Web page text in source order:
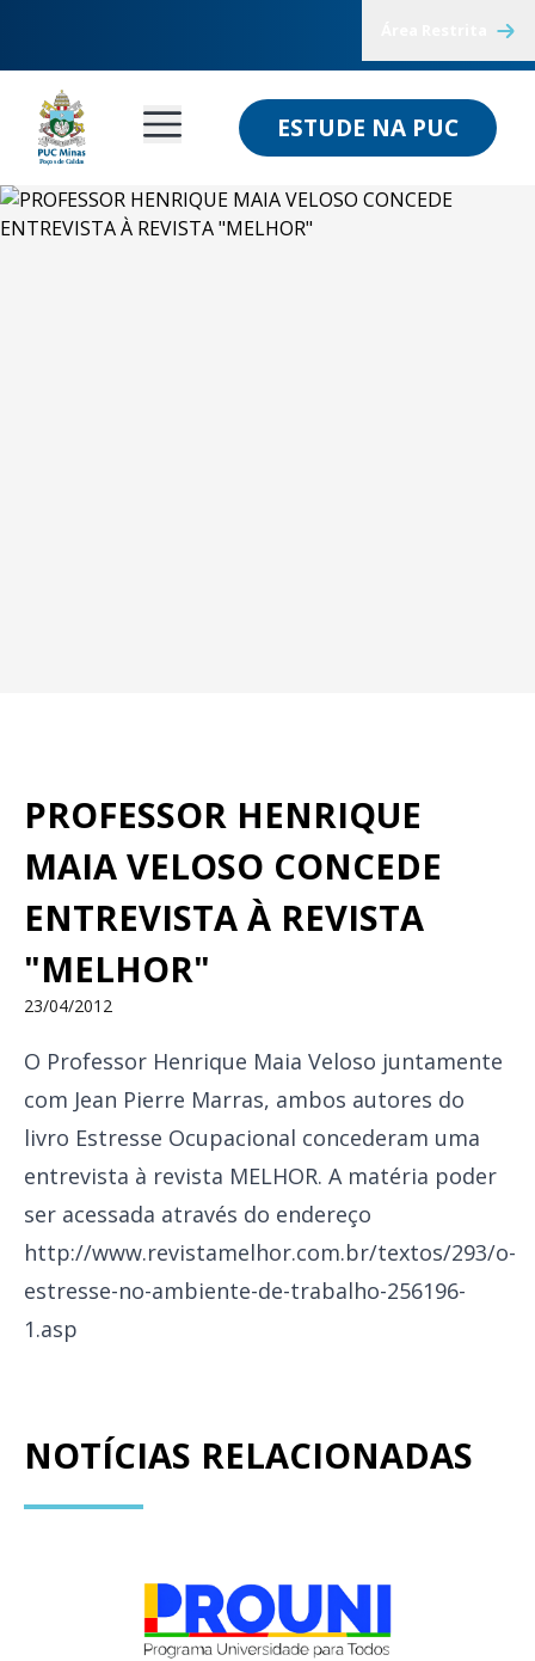
ESTUDE NA PUC
PROFESSOR HENRIQUE
MAIA VELOSO CONCEDE
ENTREVISTA À REVISTA
"MELHOR"
23/04/2012
O Professor Henrique Maia Veloso juntamente
com Jean Pierre Marras, ambos autores do
livro Estresse Ocupacional concederam uma
entrevista à revista MELHOR. A matéria poder
ser acessada através do endereço
http://www.revistamelhor.com.br/textos/293/o-
estresse-no-ambiente-de-trabalho-256196-
1.asp
NOTÍCIAS RELACIONADAS